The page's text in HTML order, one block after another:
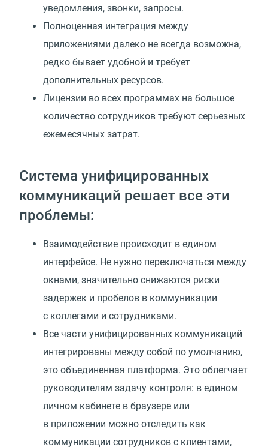
уведомления, звонки, запросы.
Полноценная интеграция между
приложениями далеко не всегда возможна,
редко бывает удобной и требует
дополнительных ресурсов.
Лицензии во всех программах на большое
количество сотрудников требуют серьезных
ежемесячных затрат.
Система унифицированных
коммуникаций решает все эти
проблемы:
Взаимодействие происходит в едином
интерфейсе. Не нужно переключаться между
окнами, значительно снижаются риски
задержек и пробелов в коммуникации
с коллегами и сотрудниками.
Все части унифицированных коммуникаций
интегрированы между собой по умолчанию,
это объединенная платформа. Это облегчает
руководителям задачу контроля: в едином
личном кабинете в браузере или
в приложении можно отследить как
коммуникации сотрудников с клиентами,